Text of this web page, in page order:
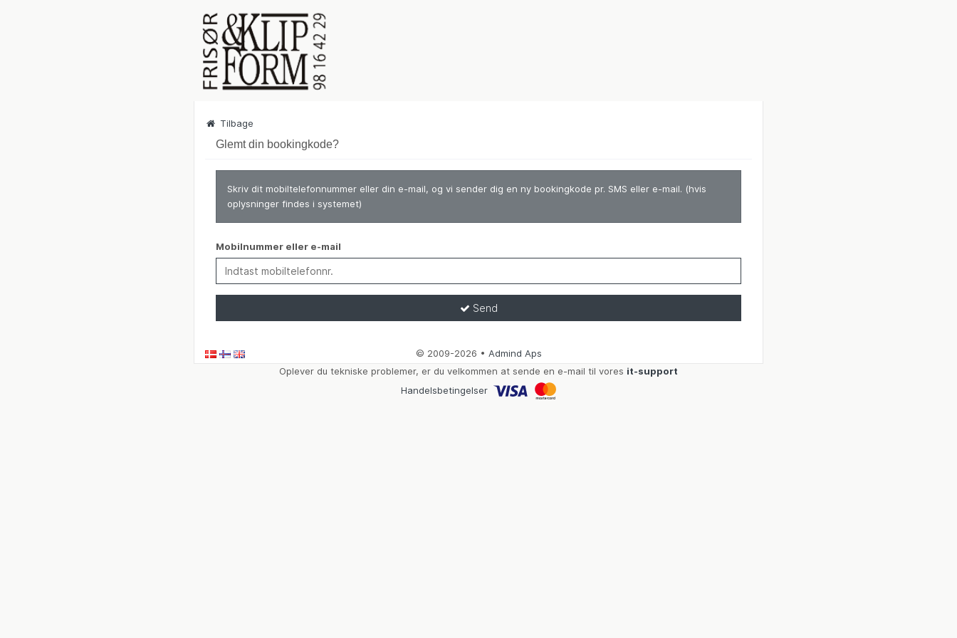
Tilbage
Glemt din bookingkode?
Skriv dit mobiltelefonnummer eller din e-mail, og vi sender dig en ny bookingkode pr. SMS eller e-mail. (hvis
oplysninger findes i systemet)
Mobilnummer eller e-mail
Send
© 2009-2026 • Admind Aps
Oplever du tekniske problemer, er du velkommen at sende en e-mail til vores it-support
Handelsbetingelser